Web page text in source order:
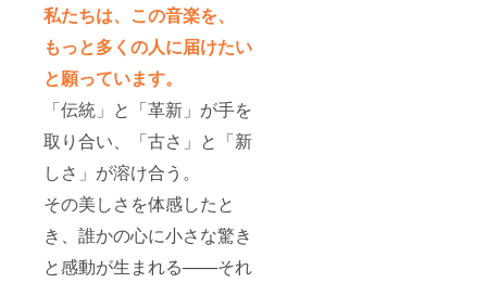
私たちは、この音楽を、
もっと多くの人に届けたい
と願っています。
「伝統」と「革新」が手を
取り合い、「古さ」と「新
しさ」が溶け合う。
その美しさを体感したと
き、誰かの心に小さな驚き
と感動が生まれる——それ